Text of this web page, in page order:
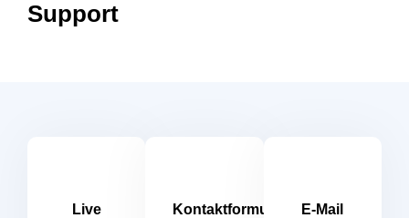
Support
Live
Kontaktformular E-Mail